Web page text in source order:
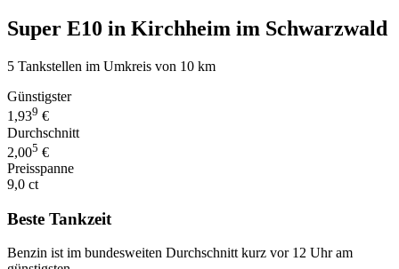
Super E10 in Kirchheim im Schwarzwald
5 Tankstellen im Umkreis von 10 km
Günstigster
1,939 €
Durchschnitt
2,005 €
Preisspanne
9,0 ct
Beste Tankzeit
Benzin ist im bundesweiten Durchschnitt kurz vor 12 Uhr am